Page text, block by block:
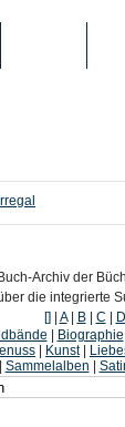
Archiv der
die integrierte
[]
A| B| C D
Biographie
Kunst|
Sammelalben